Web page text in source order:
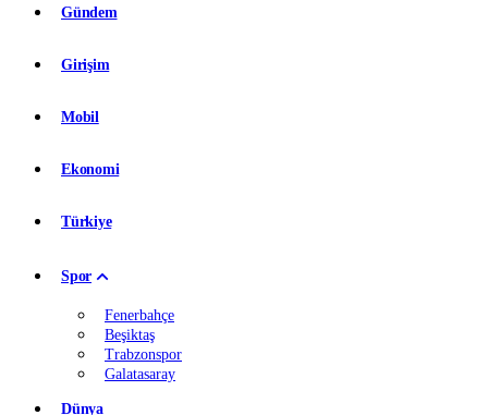
Gündem
Girişim
Mobil
Ekonomi
Türkiye
Spor
Fenerbahçe
Beşiktaş
Trabzonspor
Galatasaray
Dünya